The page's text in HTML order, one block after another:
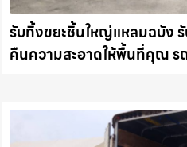
รับทิ้งขยะชิ้นใหญ่แหลมฉบัง
คืนความสะอาดให้พื้นที่คุณ ร